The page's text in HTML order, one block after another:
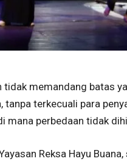
tidak memandang batas
tanpa terkecuali para
mana perbedaan tidak
Reksa Hayu